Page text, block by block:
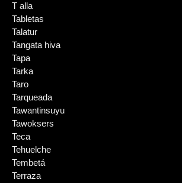
T alla
Tabletas
Talatur
Tangata hiva
Tapa
Tarka
Taro
Tarqueada
Tawantinsuyu
Tawoksers
Teca
Tehuelche
Tembetá
Terraza